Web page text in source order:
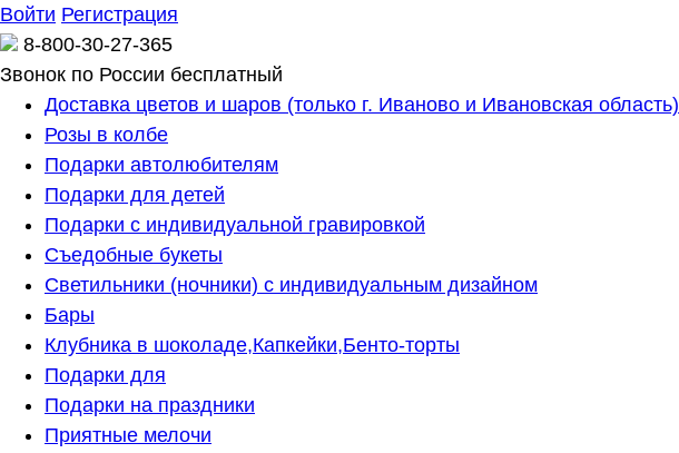
Войти Регистрация
8-800-30-27-365
Звонок по России бесплатный
Доставка цветов и шаров (только г. Иваново и Ивановская область)
Розы в колбе
Подарки автолюбителям
Подарки для детей
Подарки с индивидуальной гравировкой
Съедобные букеты
Светильники (ночники) с индивидуальным дизайном
Бары
Клубника в шоколаде,Капкейки,Бенто-торты
Подарки для
Подарки на праздники
Приятные мелочи